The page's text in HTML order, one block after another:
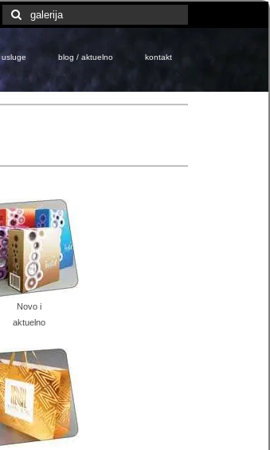
Search
for:
usluge blog / aktuelno kontakt
Novo i
aktuelno